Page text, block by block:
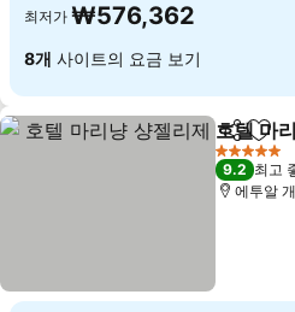
최저가 ₩576,362
8개 사이트의 요금 보기
공유 즐
호텔 마
5 성급
9.2 최고
에투알